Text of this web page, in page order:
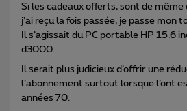
Si les cadeaux offerts, sont de même
j’ai reçu la fois passée, je passe mon
Il s’agissait du PC portable HP 15.6
d3000.
Il serait plus judicieux d’offrir une
l’abonnement surtout lorsque l’ont
années 70.